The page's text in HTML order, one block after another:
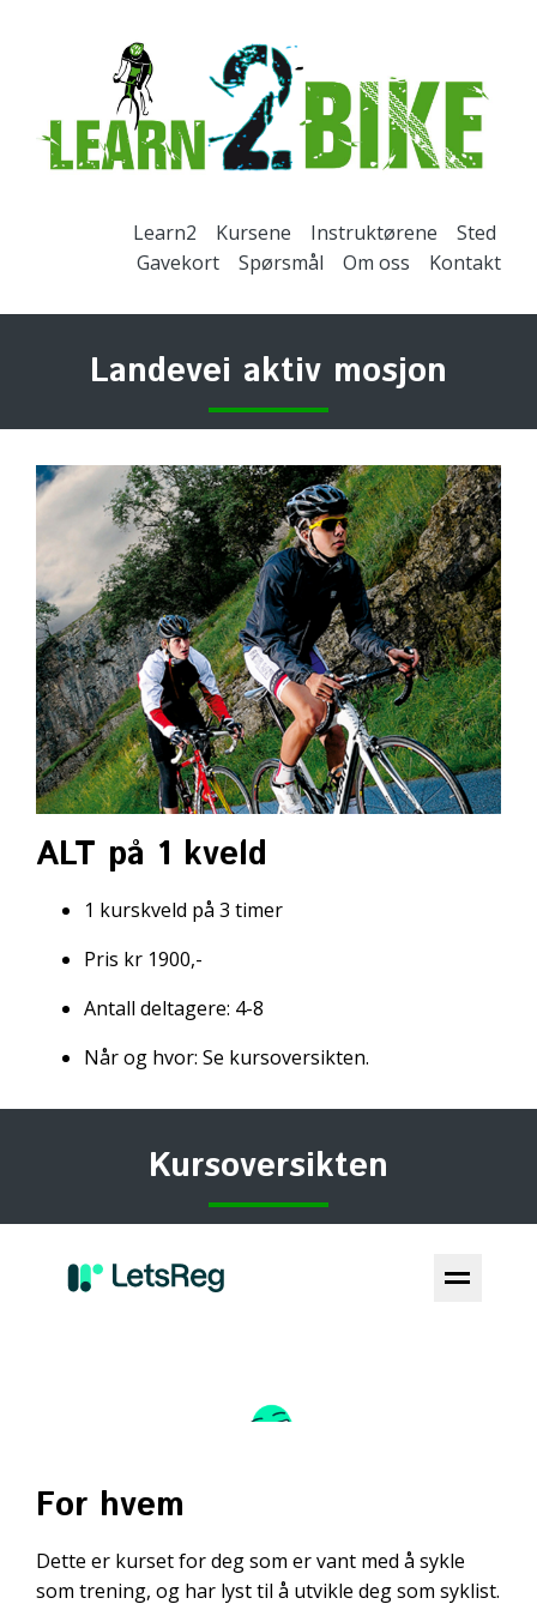
Learn2 Kursene Instruktørene
Sted
Gavekort
Spørsmål Om oss Kontakt
Landevei aktiv mosjon
ALT på 1 kveld
1 kurskveld på 3 timer
Pris kr 1900,-
Antall deltagere: 4-8
Når og hvor: Se kursoversikten.
Kursoversikten
For hvem
Dette er kurset for deg som er vant med å sykle
som trening, og har lyst til å utvikle deg som syklist.